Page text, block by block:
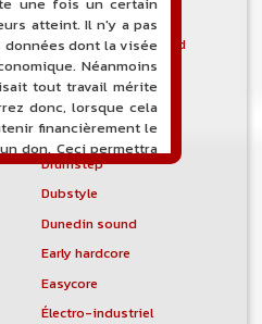
Detroit blues
Thrash metal allemand
Disco polo
Dream trance
Drill and Bass
Drumstep
Dubstyle
Dunedin sound
Early hardcore
Easycore
Électro-industriel
une fois un certain
atteint. Il n'y a pas
dont la visée
Néanmoins
tout travail mérite
donc, lorsque cela
financièrement le
don. Ceci permettra
le nom de
de maintenance et
communication. Il va
de la
sur le site.